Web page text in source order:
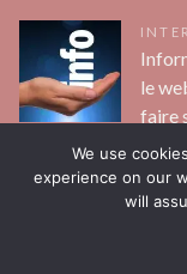
le
faire
We use
experience on our
will